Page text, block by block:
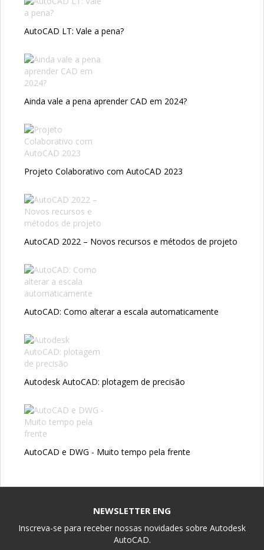
AutoCAD LT: Vale a pena?
Ainda vale a pena aprender CAD em 2024?
Projeto Colaborativo com AutoCAD 2023
AutoCAD 2022 – Novos recursos e métodos de projeto
AutoCAD: Como alterar a escala automaticamente
Autodesk AutoCAD: plotagem de precisão
AutoCAD e DWG - Muito tempo pela frente
NEWSLETTER ENG
Inscreva-se para receber nossas novidades sobre Autodesk
AutoCAD.